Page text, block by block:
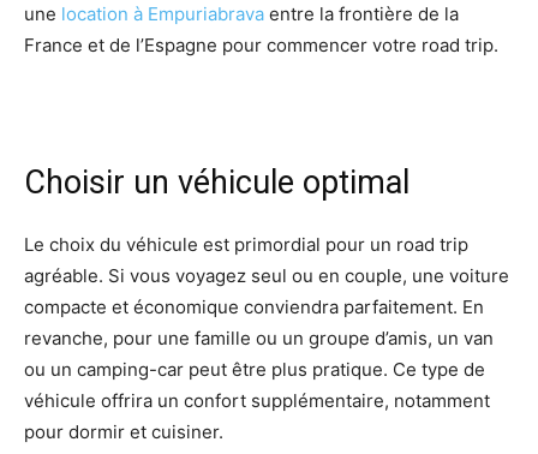
une location à Empuriabrava entre la frontière de la
France et de l’Espagne pour commencer votre road trip.
Choisir un véhicule optimal
Le choix du véhicule est primordial pour un road trip
agréable. Si vous voyagez seul ou en couple, une voiture
compacte et économique conviendra parfaitement. En
revanche, pour une famille ou un groupe d’amis, un van
ou un camping-car peut être plus pratique. Ce type de
véhicule offrira un confort supplémentaire, notamment
pour dormir et cuisiner.